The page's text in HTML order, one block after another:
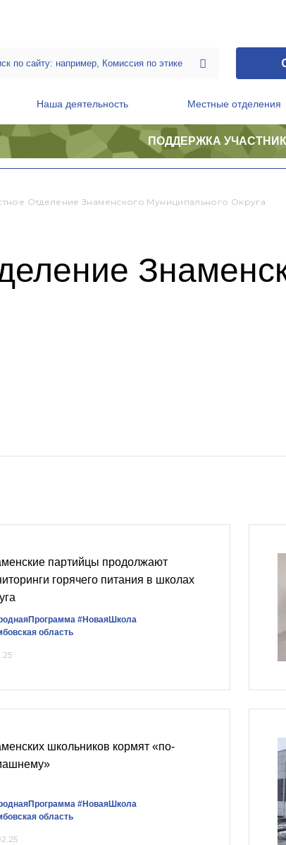
Наша деятельность Местные отделения
ПОДДЕРЖКА
Отделение Знаменского Муниципального Округа
партийцы продолжают
горячего питания в школах
#НоваяШкола
область
школьников кормят «по-
#НоваяШкола
область